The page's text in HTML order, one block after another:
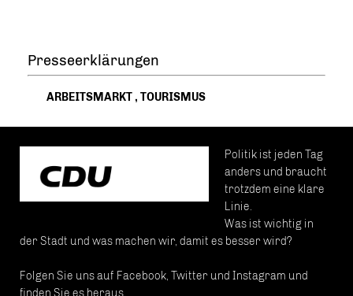
Presseerklärungen
ARBEITSMARKT, TOURISMUS
Politik ist jeden Tag
anders und braucht
trotzdem eine klare
Linie.
Was ist wichtig in
der Stadt und was machen wir, damit es besser wird?
Folgen Sie uns auf Facebook, Twitter und Instagram und
finden Sie es heraus.